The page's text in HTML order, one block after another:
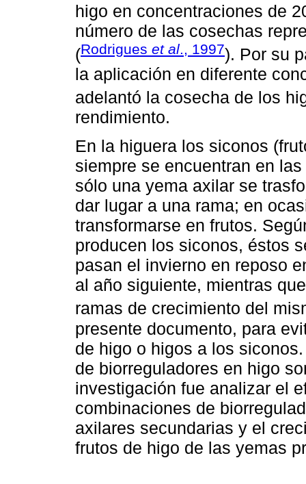
higo en concentraciones de
número de las cosechas
(Rodrigues et al., 1997). Por su
la aplicación en diferente
adelantó la cosecha de los
rendimiento.
En la higuera los siconos
siempre se encuentran en
sólo una yema axilar se
dar lugar a una rama; en
transformarse en frutos.
producen los siconos, éstos
pasan el invierno en reposo
al año siguiente, mientras
ramas de crecimiento del
presente documento, para
de higo o higos a los
de biorreguladores en higo
investigación fue analizar el
combinaciones de
axilares secundarias y el
frutos de higo de las yemas